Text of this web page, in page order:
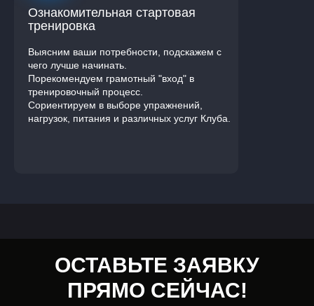
Ознакомительная стартовая
тренировка
Выясним ваши потребности, подскажем с
чего лучше начинать.
Порекомендуем грамотный "вход" в
тренировочный процесс.
Сориентируем в выборе упражнений,
нагрузок, питания и различных услуг Клуба.
ОСТАВЬТЕ ЗАЯВКУ
ПРЯМО СЕЙЧАС!